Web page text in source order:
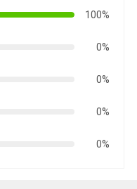
100%
0%
0%
0%
0%